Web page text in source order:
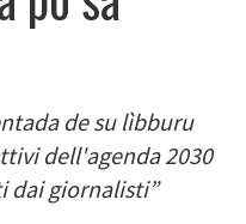
de su lìbburu
dell'agenda 2030
dai giornalisti”